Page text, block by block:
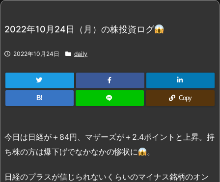
2022年10月24日（月）の株投資ログ
2022年10月24日 daily
B! Copy
今日は日経が＋84円、マザーズが＋2.4ポイントと上昇。持
ち株の方は爆下げでなかなかの惨状に
。
日経のプラスが信じられないくらいのマイナス銘柄のオン